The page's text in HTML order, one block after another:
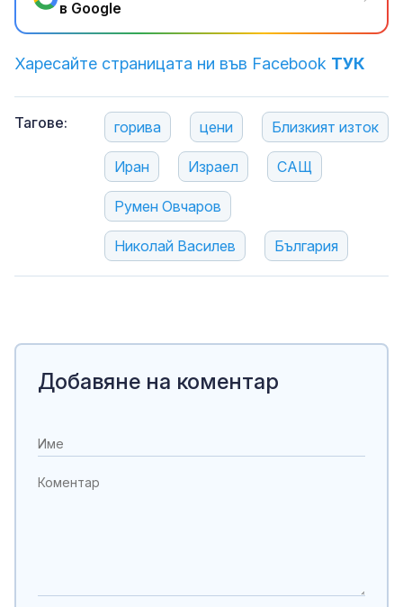
в Google
Харесайте страницата ни във Facebook ТУК
Тагове: горива цени Близкият изток
Иран Израел САЩ
Румен Овчаров
Николай Василев България
Добавяне на коментар